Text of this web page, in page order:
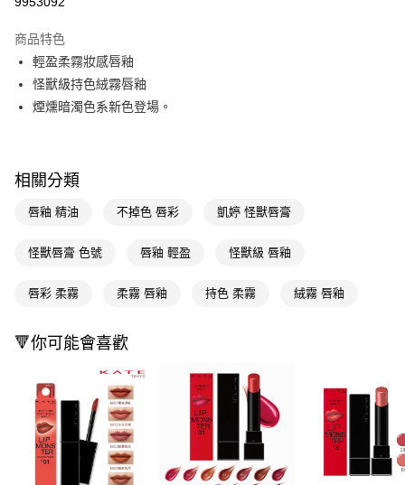
LINE Pay
Apple Pay
Google Pay
相關說明
便利好安心！
２．便利：只要手機號碼，簡訊認證，即可結帳。
３．安心：先確認商品／服務後，再付款。
【「AFTEE先享後付」結帳流程】
１．於結帳方式選擇「AFTEE先享後付」後，將跳轉至「AFTEE先享後付」
結帳頁面，進行簡訊認證並確認金額後，即可完成結帳。
２．訂單成立數日內，您將收到繳費通知簡訊。
３．收到繳費通知簡訊後14天內，點擊此簡訊中的連結，可透過四大超商／
ATM／網路銀行／等多元方式進行付款，方視為交易完成。
※ 請注意：結帳手續完成當下不需立刻繳費，但若您需要取消訂單，請聯絡
全家取貨付款
每筆NT$65，滿NT$390(含以上)免運費
付款後全家取貨
每筆NT$65，滿NT$390(含以上)免運費
萊爾富取貨付款
商品特色
輕盈柔霧妝感唇釉
怪獸級持色絨霧唇釉
煙燻暗濁色系新色登場。
相關分類
唇釉 精油 不掉色 唇彩 凱婷 怪獸唇膏
怪獸唇膏 色號 唇釉 輕盈 怪獸級 唇釉
唇彩 柔霧 柔霧 唇釉 持色 柔霧 絨霧 唇釉
🔻你可能會喜歡